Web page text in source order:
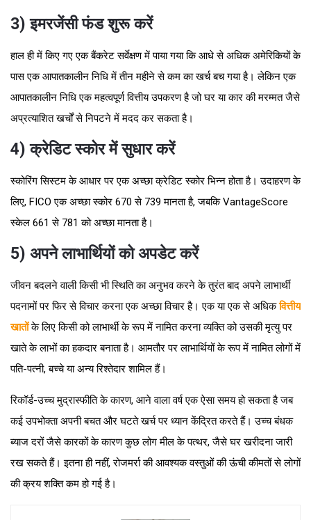
3) इमरजेंसी फंड शुरू करें
हाल ही में किए गए एक बैंकरेट सर्वेक्षण में पाया गया कि आधे से अधिक अमेरिकियों के
पास एक आपातकालीन निधि में तीन महीने से कम का खर्च बच गया है। लेकिन एक
आपातकालीन निधि एक महत्वपूर्ण वित्तीय उपकरण है जो घर या कार की मरम्मत जैसे
अप्रत्याशित खर्चों से निपटने में मदद कर सकता है।
4) क्रेडिट स्कोर में सुधार करें
स्कोरिंग सिस्टम के आधार पर एक अच्छा क्रेडिट स्कोर भिन्न होता है। उदाहरण के
लिए, FICO एक अच्छा स्कोर 670 से 739 मानता है, जबकि VantageScore
स्केल 661 से 781 को अच्छा मानता है।
5) अपने लाभार्थियों को अपडेट करें
जीवन बदलने वाली किसी भी स्थिति का अनुभव करने के तुरंत बाद अपने लाभार्थी
पदनामों पर फिर से विचार करना एक अच्छा विचार है। एक या एक से अधिकवित्तीय
खातों के लिए किसी को लाभार्थी के रूप में नामित करना व्यक्ति को उसकी मृत्यु पर
खाते के लाभों का हकदार बनाता है। आमतौर पर लाभार्थियों के रूप में नामित लोगों में
पति-पत्नी, बच्चे या अन्य रिश्तेदार शामिल हैं।
रिकॉर्ड-उच्च मुद्रास्फीति के कारण, आने वाला वर्ष एक ऐसा समय हो सकता है जब
कई उपभोक्ता अपनी बचत और घटते खर्च पर ध्यान केंद्रित करते हैं। उच्च बंधक
ब्याज दरों जैसे कारकों के कारण कुछ लोग मील के पत्थर, जैसे घर खरीदना जारी
रख सकते हैं। इतना ही नहीं, रोजमर्रा की आवश्यक वस्तुओं की ऊंची कीमतों से लोगों
की क्रय शक्ति कम हो गई है।